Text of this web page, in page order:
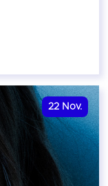
22 Nov.